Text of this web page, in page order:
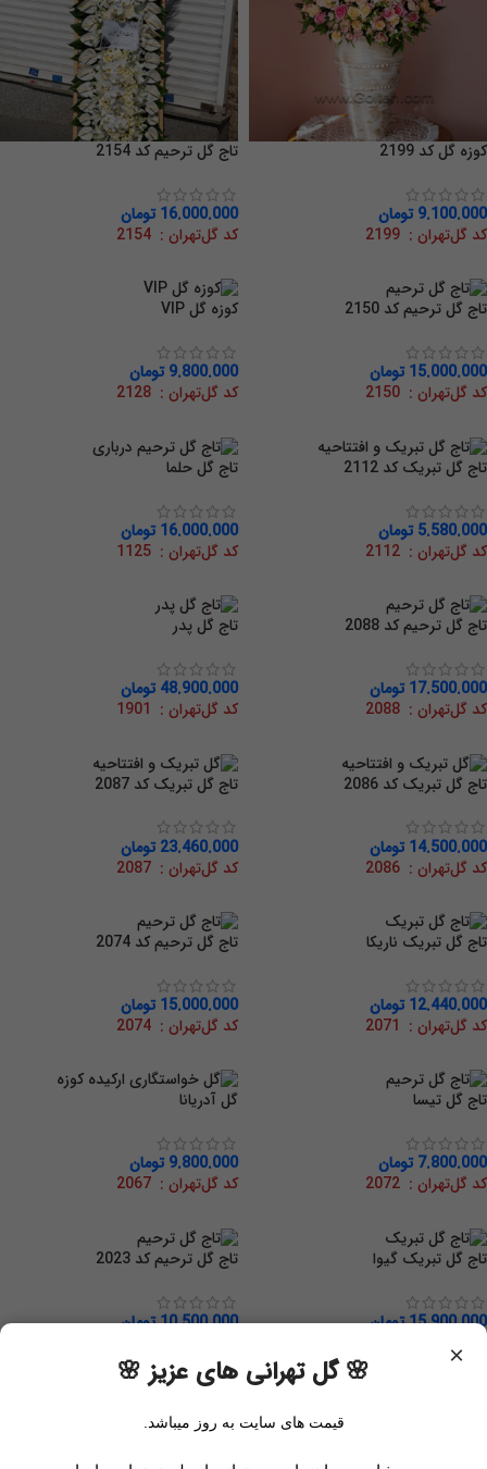
کوزه گل کد 2199
9.100.000 تومان
کد گل‌تهران : 2199
تاج گل ترحیم کد 2154
16.000.000 تومان
کد گل‌تهران : 2154
تاج گل ترحیم کد 2150
15.000.000 تومان
کد گل‌تهران : 2150
کوزه گل VIP
9.800.000 تومان
کد گل‌تهران : 2128
تاج گل تبریک کد 2112
5.580.000 تومان
کد گل‌تهران : 2112
تاج گل حلما
16.000.000 تومان
کد گل‌تهران : 1125
تاج گل ترحیم کد 2088
17.500.000 تومان
کد گل‌تهران : 2088
تاج گل پدر
48.900.000 تومان
کد گل‌تهران : 1901
تاج گل تبریک کد 2086
14.500.000 تومان
کد گل‌تهران : 2086
تاج گل تبریک کد 2087
23.460.000 تومان
کد گل‌تهران : 2087
تاج گل تبریک ناریکا
12.440.000 تومان
کد گل‌تهران : 2071
تاج گل ترحیم کد 2074
15.000.000 تومان
کد گل‌تهران : 2074
تاج گل تیسا
7.800.000 تومان
کد گل‌تهران : 2072
گل آدریانا
9.800.000 تومان
کد گل‌تهران : 2067
تاج گل تبریک گیوا
15.900.000تومان
تاج گل ترحیم کد 2023
10.500.000تومان
تاج گل ترحیم کد 1975
× 🌸 گل تهرانی های عزیز 🌸
قیمت های سایت به روز میباشد.